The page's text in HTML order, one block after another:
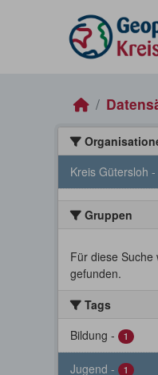
Kreis Gütersloh -
Gruppen
Für diese Suche
gefunden.
Tags
Bildung - 1
Jugend - 1